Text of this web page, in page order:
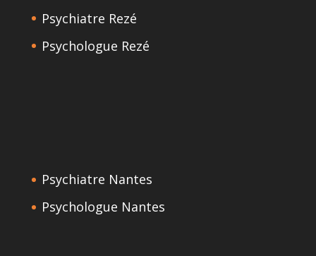
Psychiatre Rezé
Psychologue Rezé
Psychiatre Nantes
Psychologue Nantes